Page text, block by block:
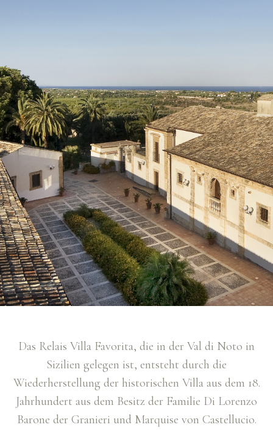
Das Relais Villa Favorita, die in der Val di Noto in
Sizilien gelegen ist, entsteht durch die
Wiederherstellung der historischen Villa aus dem 18.
Jahrhundert aus dem Besitz der Familie Di Lorenzo
Barone der Granieri und Marquise von Castellucio.